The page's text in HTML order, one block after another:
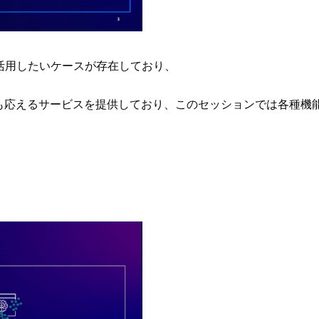
したいケースが存在しており、
えるサービスを提供しており、このセッションでは各種機